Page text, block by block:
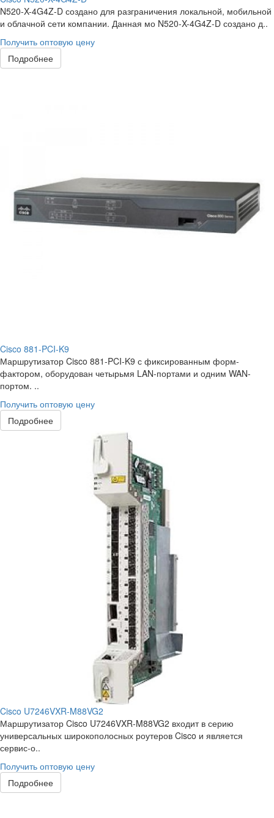
N520-X-4G4Z-D создано для разграничения локальной, мобильной
и облачной сети компании. Данная мо N520-X-4G4Z-D создано д..
Получить оптовую цену
Подробнее
Cisco 881-PCI-K9
Маршрутизатор Cisco 881-PCI-K9 с фиксированным форм-
фактором, оборудован четырьмя LAN-портами и одним WAN-
портом. ..
Получить оптовую цену
Подробнее
Cisco U7246VXR-M88VG2
Маршрутизатор Cisco U7246VXR-M88VG2 входит в серию
универсальных широкополосных роутеров Cisco и является
сервис-о..
Получить оптовую цену
Подробнее